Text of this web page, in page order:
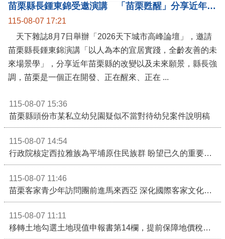
苗栗縣長鍾東錦受邀演講 「苗栗甦醒」分享近年轉變
115-08-07 17:21
天下雜誌8月7日舉辦「2026天下城市高峰論壇」，邀請
苗栗縣長鍾東錦演講「以人為本的宜居實踐，全齡友善的未
來場景學」，分享近年苗栗縣的改變以及未來願景，縣長強
調，苗栗是一個正在開發、正在醒來、正在 ...
115-08-07 15:36
苗栗縣頭份市某私立幼兒園疑似不當對待幼兒案件說明稿
115-08-07 14:54
行政院核定西拉雅族為平埔原住民族群 盼望已久的重要時刻到來！8月13日起受理民族成員名冊登記
115-08-07 11:46
苗栗客家青少年訪問團前進馬來西亞 深化國際客家文化交流
115-08-07 11:11
移轉土地勾選土地現值申報書第14欄，提前保障地價稅節稅權益